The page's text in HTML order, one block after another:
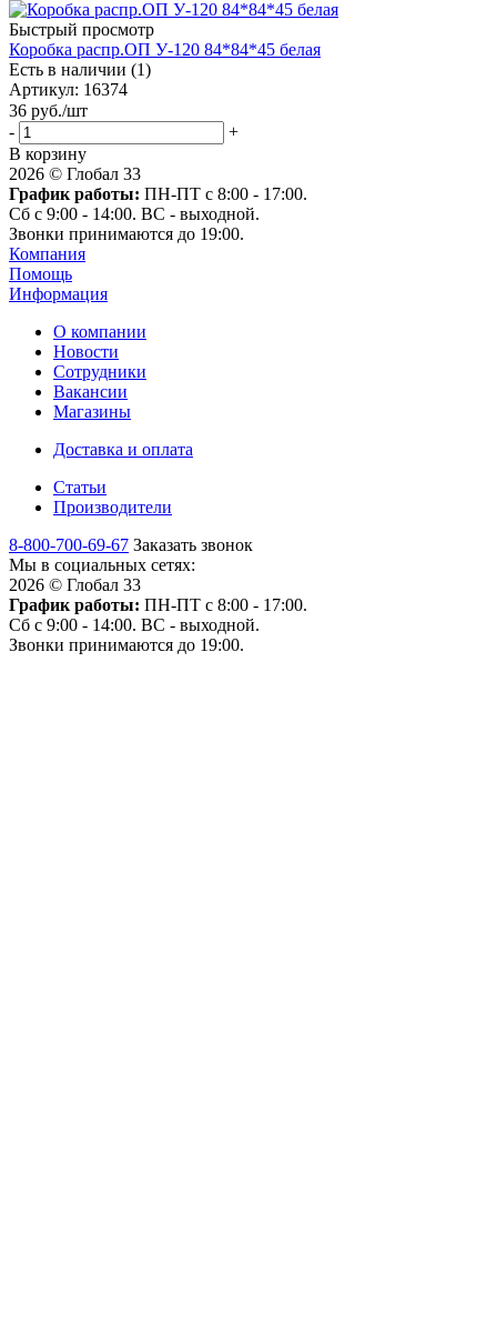
Быстрый просмотр
Коробка распр.ОП У-120 84*84*45 белая
Есть в наличии (1)
Артикул: 16374
36 руб./шт
-
+
В корзину
2026 © Глобал 33
График работы: ПН-ПТ с 8:00 - 17:00.
Сб с 9:00 - 14:00. ВС - выходной.
Звонки принимаются до 19:00.
Компания
Помощь
Информация
О компании
Новости
Сотрудники
Вакансии
Магазины
Доставка и оплата
Статьи
Производители
8-800-700-69-67 Заказать звонок
Мы в социальных сетях:
2026 © Глобал 33
График работы: ПН-ПТ с 8:00 - 17:00.
Сб с 9:00 - 14:00. ВС - выходной.
Звонки принимаются до 19:00.